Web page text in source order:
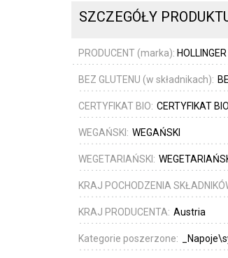
SZCZEGÓŁY
PRODUCENT (marka):
BEZ GLUTENU (w składnikach):
CERTYFIKAT BIO: CERTYFIKAT BIO
WEGAŃSKI: WEGAŃSKI
WEGETARIAŃSKI:
KRAJ POCHODZENIA
KRAJ PRODUCENTA: Austria
Kategorie poszerzone: